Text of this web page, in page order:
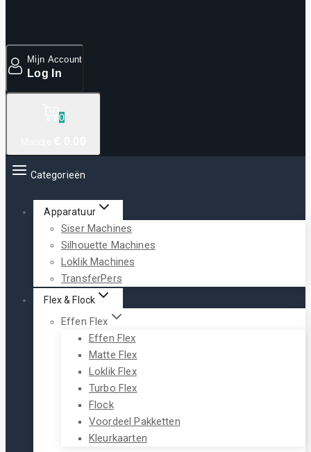
Mijn Account
Log In
0
Categorieën
Apparatuur
Siser Machines
Silhouette Machines
Loklik Machines
TransferPers
Flex & Flock
Effen Flex
Effen Flex
Matte Flex
Loklik Flex
Turbo Flex
Flock
Voordeel Pakketten
Kleurkaarten